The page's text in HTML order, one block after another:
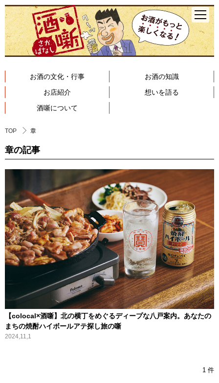
お酒の文化・行事
お酒の知識
お店紹介
想いを語る
酒噺について
TOP 章
章の記事
【colocal×酒噺】北の横丁をめぐるディープな八戸案内。あなたの
まちの焼酎ハイボールアテ探し旅の噺
2024,11,1
1 件